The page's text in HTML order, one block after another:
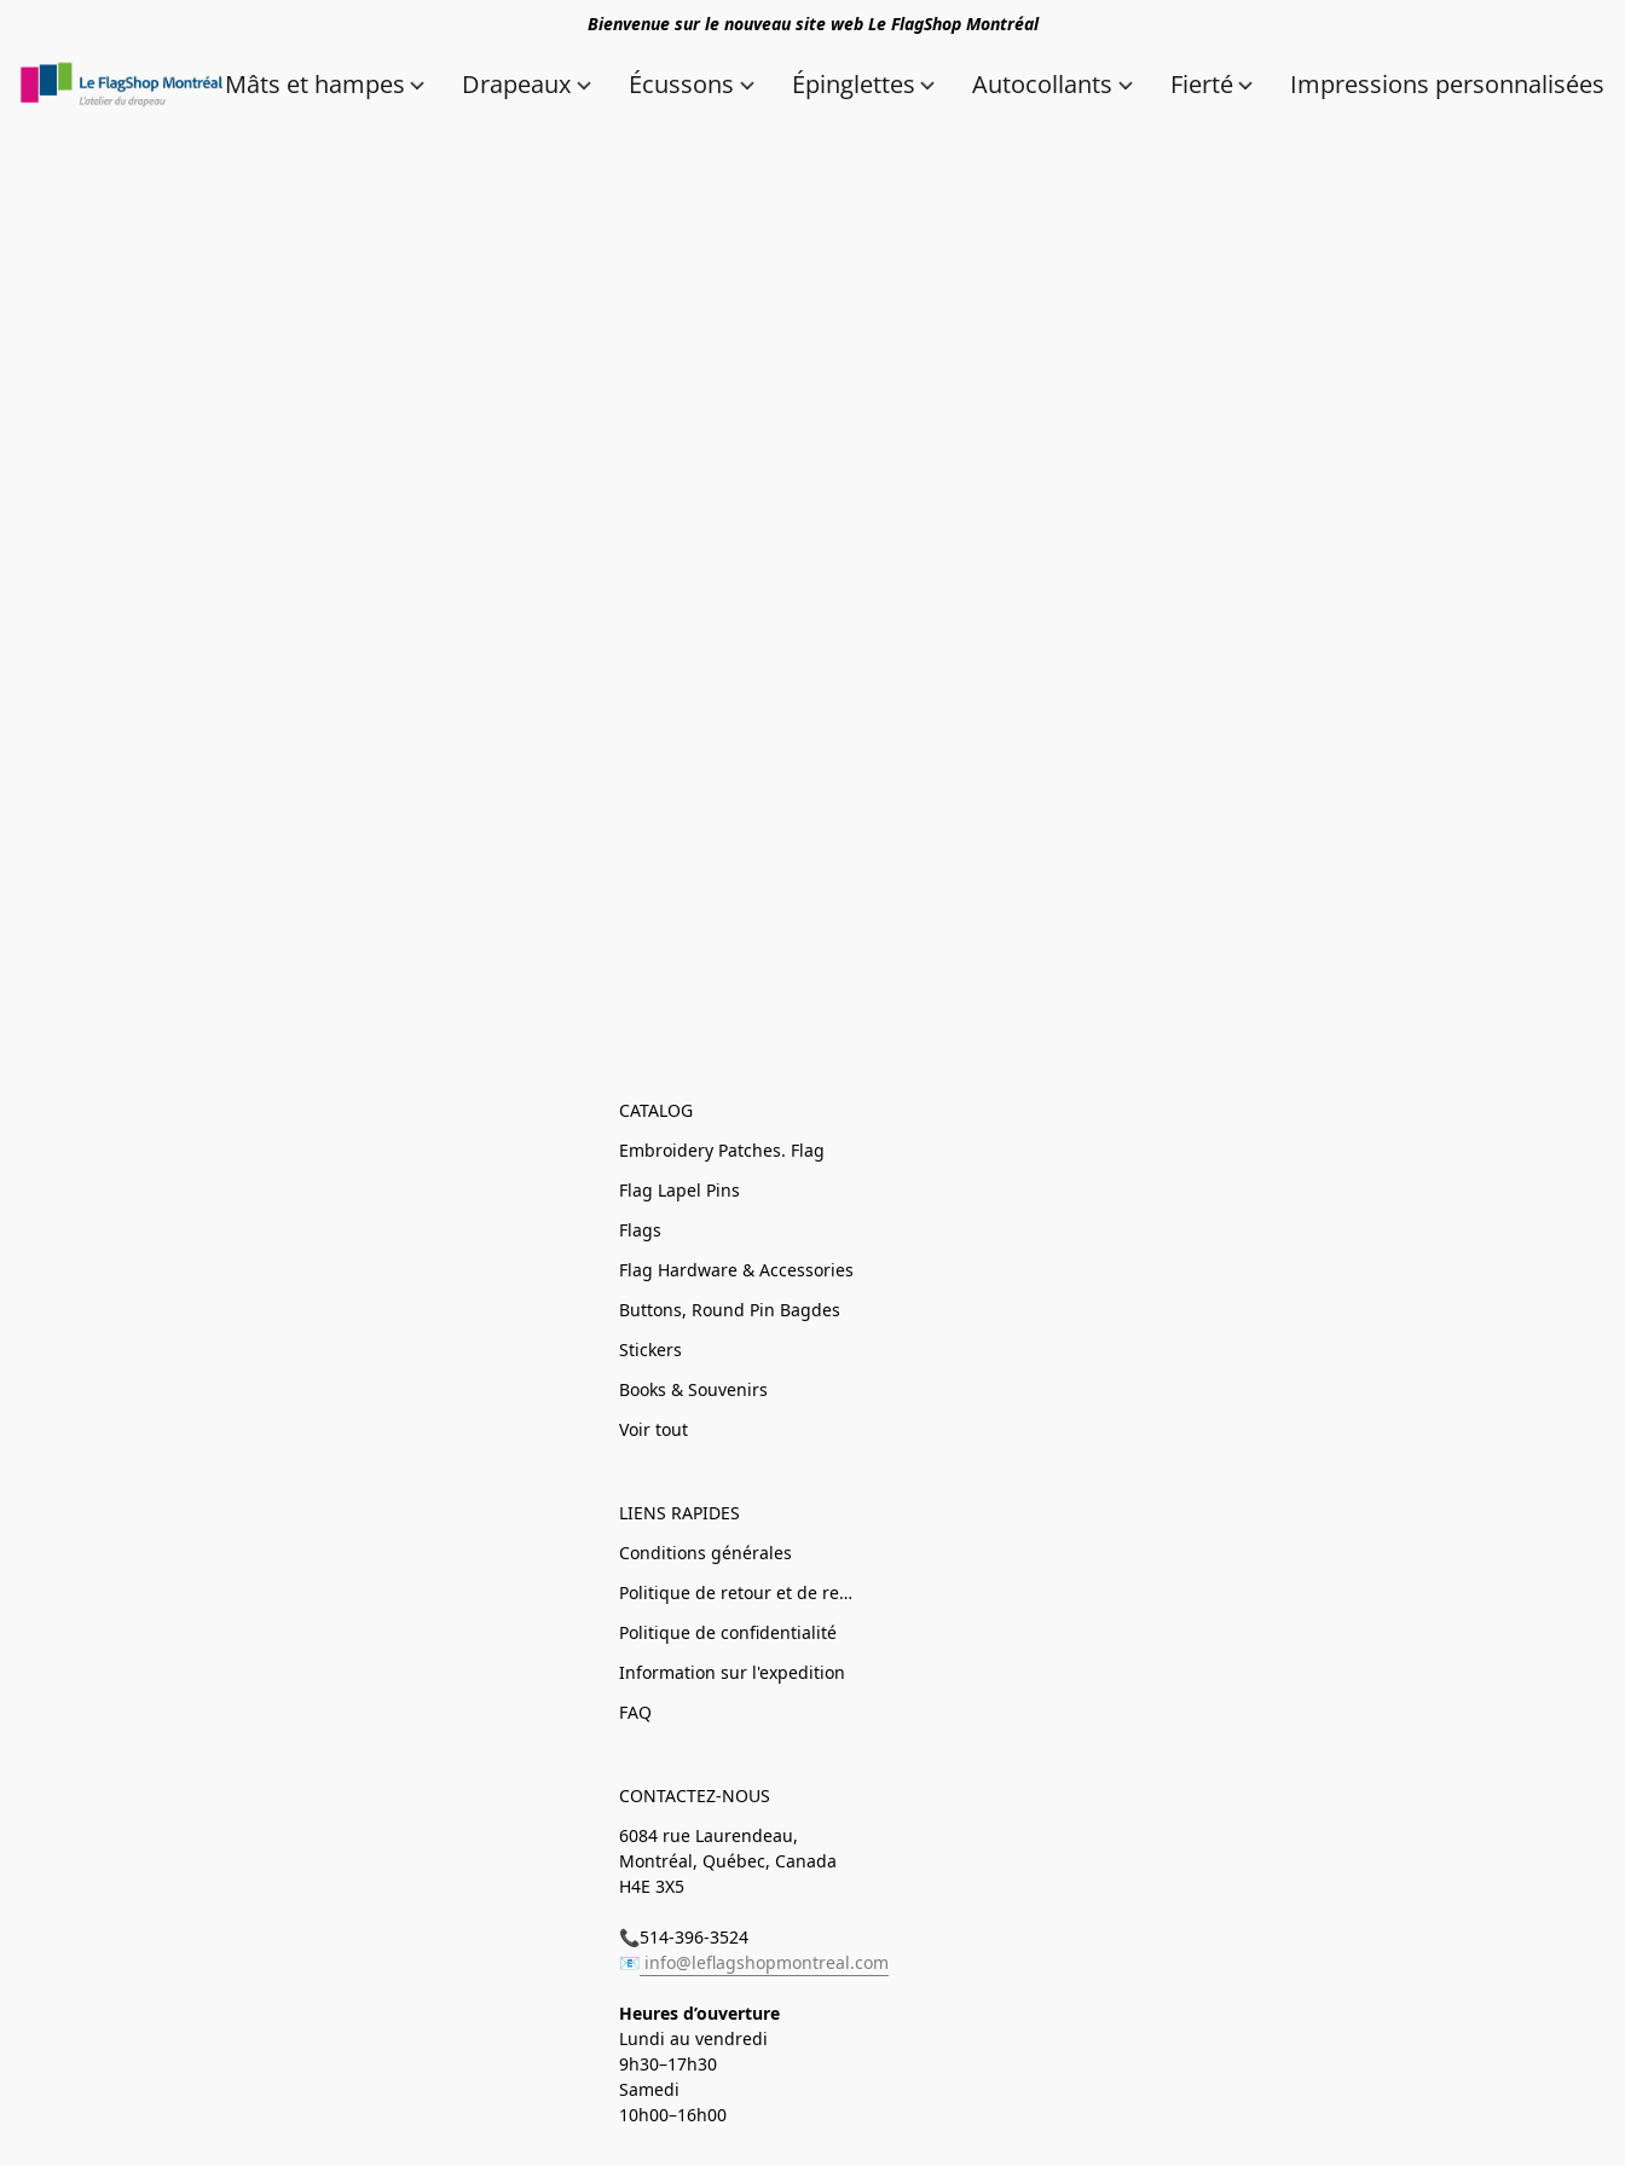
Bienvenue sur le nouveau site web Le FlagShop Montréal
Mâts et hampes Drapeaux Écussons Épinglettes Autocollants Fierté Impressions personnalisées
CATALOG
Embroidery Patches. Flag
Flag Lapel Pins
Flags
Flag Hardware & Accessories
Buttons, Round Pin Bagdes
Stickers
Books & Souvenirs
Voir tout
LIENS RAPIDES
Conditions générales
Politique de retour et de remboursement
Politique de confidentialité
Information sur l'expedition
FAQ
CONTACTEZ-NOUS
6084 rue Laurendeau,
Montréal, Québec, Canada
H4E 3X5
📞514-396-3524
📧 info@leflagshopmontreal.com
Heures d’ouverture
Lundi au vendredi
9h30–17h30
Samedi
10h00–16h00